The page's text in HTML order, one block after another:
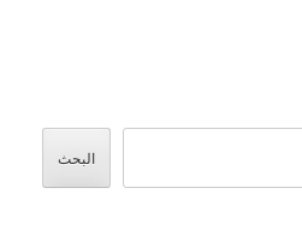
البحث